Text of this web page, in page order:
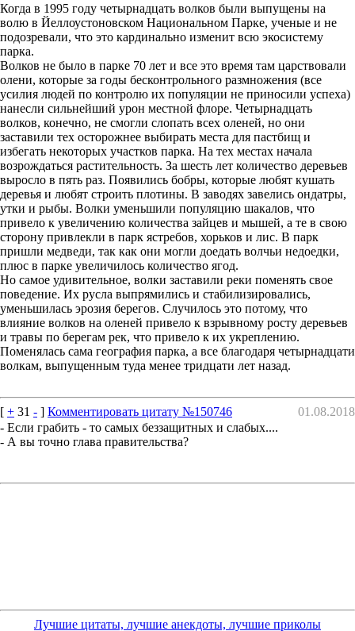
Когда в 1995 году четырнадцать волков были выпущены на
волю в Йеллоустоновском Национальном Парке, ученые и не
подозревали, что это кардинально изменит всю экосистему
парка.
Волков не было в парке 70 лет и все это время там царствовали
олени, которые за годы бесконтрольного размножения (все
усилия людей по контролю их популяции не приносили успеха)
нанесли сильнейший урон местной флоре. Четырнадцать
волков, конечно, не смогли слопать всех оленей, но они
заставили тех осторожнее выбирать места для пастбищ и
избегать некоторых участков парка. На тех местах начала
возрождаться растительность. За шесть лет количество деревьев
выросло в пять раз. Появились бобры, которые любят кушать
деревья и любят строить плотины. В заводях завелись ондатры,
утки и рыбы. Волки уменьшили популяцию шакалов, что
привело к увеличению количества зайцев и мышей, а те в свою
сторону привлекли в парк ястребов, хорьков и лис. В парк
пришли медведи, так как они могли доедать волчьи недоедки,
плюс в парке увеличилось количество ягод.
Но самое удивительное, волки заставили реки поменять свое
поведение. Их русла выпрямились и стабилизировались,
уменьшилась эрозия берегов. Случилось это потому, что
влияние волков на оленей привело к взрывному росту деревьев
и травы по берегам рек, что привело к их укреплению.
Поменялась сама география парка, а все благодаря четырнадцати
волкам, выпущенным туда менее тридцати лет назад.
[ + 31 - ] Комментировать цитату №150746
01.08.2018
- Если грабить - то самых беззащитных и слабых....
- А вы точно глава правительства?
Лучшие цитаты, лучшие анекдоты, лучшие приколы